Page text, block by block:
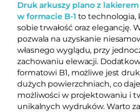
Druk arkuszy plano z
w formacie B-1 to technologia,
sobie trwałość oraz elegancję.
pozwala na uzyskanie
własnego wyglądu, przy
zachowaniu elewacji.
formatowi B1, możliwe jest
dużych powierzchniach, co
możliwości w projektowaniu i
unikalnych wydruków. Warto